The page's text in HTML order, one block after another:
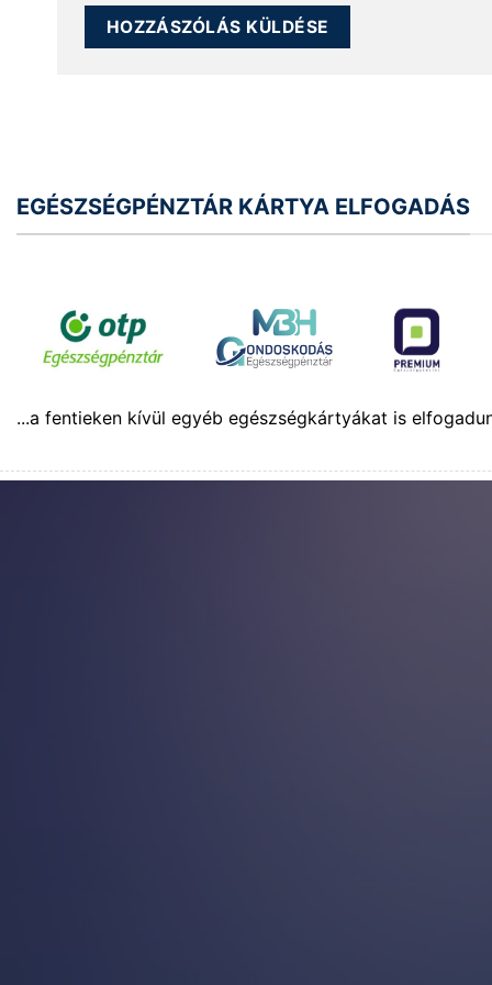
EGÉSZSÉGPÉNZTÁR KÁRTYA ELFOGADÁS
...a fentieken kívül egyéb egészségkártyákat is